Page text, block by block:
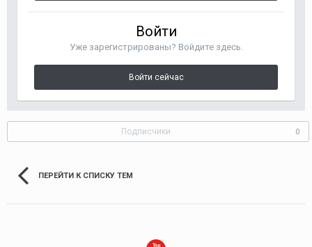
Войти
Уже зарегистрированы? Войдите здесь.
Войти сейчас
Подписчики 0
ПЕРЕЙТИ К СПИСКУ ТЕМ